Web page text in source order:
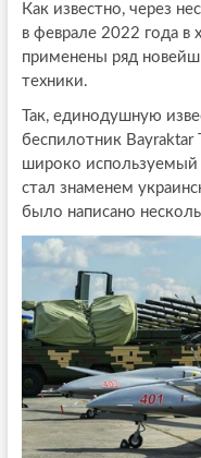
Как известно, через
в феврале 2022 года в
применены ряд
техники.
Так, единодушную
беспилотник
широко используемый
стал знаменем
было написано